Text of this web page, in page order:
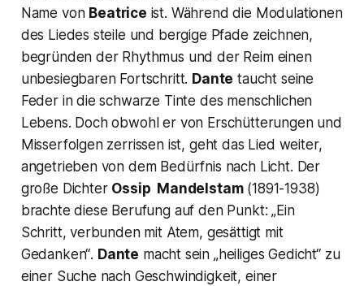
Name von Beatrice ist. Während die Modulationen
des Liedes steile und bergige Pfade zeichnen,
begründen der Rhythmus und der Reim einen
unbesiegbaren Fortschritt. Dante taucht seine
Feder in die schwarze Tinte des menschlichen
Lebens. Doch obwohl er von Erschütterungen und
Misserfolgen zerrissen ist, geht das Lied weiter,
angetrieben von dem Bedürfnis nach Licht. Der
große Dichter Ossip Mandelstam(1891-1938)
brachte diese Berufung auf den Punkt:„Ein
Schritt, verbunden mit Atem, gesättigt mit
Gedanken“. Dante macht sein „heiliges Gedicht“zu
einer Suche nach Geschwindigkeit, einer